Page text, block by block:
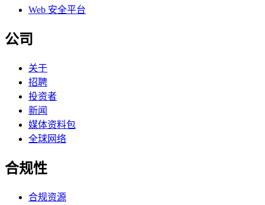
Web 安全平台
公司
关于
招聘
投资者
新闻
媒体资料包
全球网络
合规性
合规资源